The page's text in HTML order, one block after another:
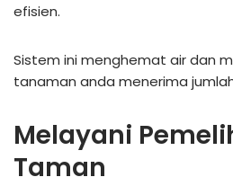
efisien.
Sistem ini menghemat air dan
tanaman anda menerima
Melayani
Taman